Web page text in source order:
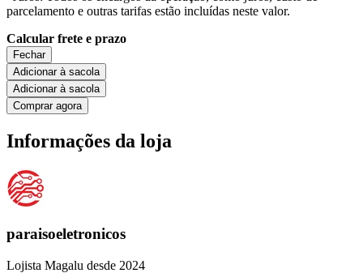
parcelamento e outras tarifas estão incluídas neste valor.
Calcular frete e prazo
Fechar
Adicionar à sacola
Adicionar à sacola
Comprar agora
Informações da loja
paraisoeletronicos
Lojista Magalu desde 2024